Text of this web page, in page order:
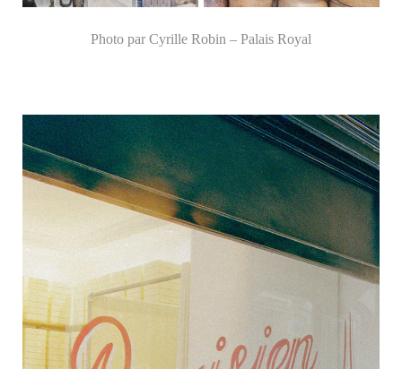
Photo par Cyrille Robin – Palais Royal